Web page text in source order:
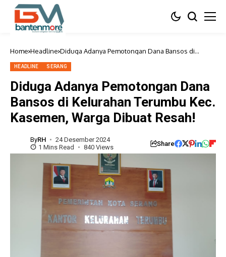
Home Headline Diduga Adanya Pemotongan Dana Bansos di
Resah!
HEADLINE SERANG
Diduga Adanya Pemotongan Dana
Bansos di Kelurahan Terumbu Kec.
Kasemen, Warga Dibuat Resah!
ByRH
24 Desember 2024
1 Mins Read
840 Views Share